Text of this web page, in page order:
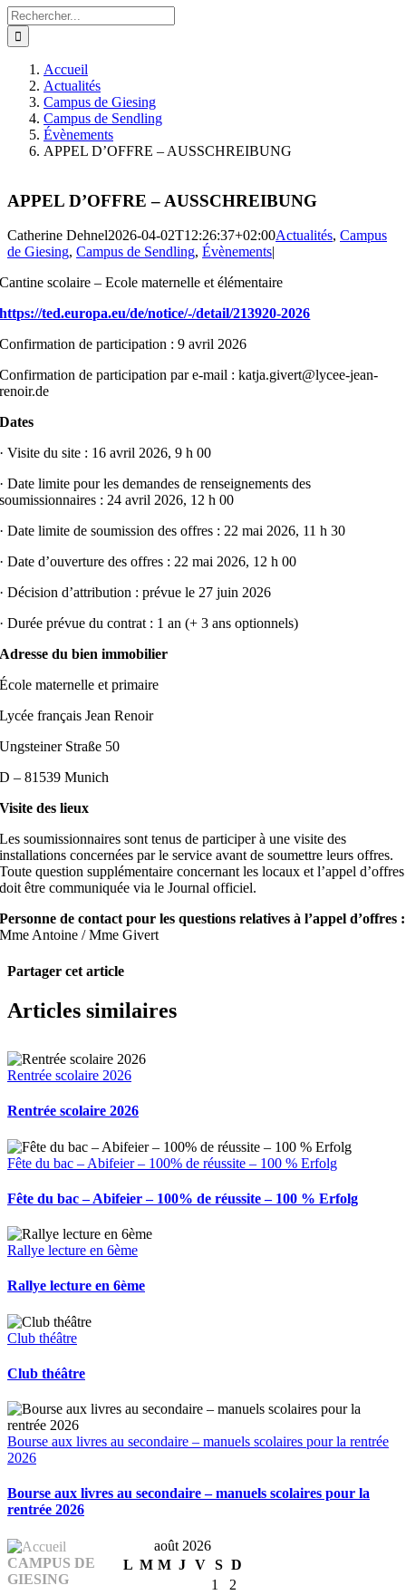
Rechercher:
Accueil
Actualités
Campus de Giesing
Campus de Sendling
Évènements
APPEL D’OFFRE – AUSSCHREIBUNG
APPEL D’OFFRE – AUSSCHREIBUNG
Catherine Dehnel2026-04-02T12:26:37+02:00Actualités, Campus
de Giesing, Campus de Sendling, Évènements|
Cantine scolaire – Ecole maternelle et élémentaire
https://ted.europa.eu/de/notice/-/detail/213920-2026
Confirmation de participation : 9 avril 2026
Confirmation de participation par e-mail : katja.givert@lycee-jean-
renoir.de
Dates
· Visite du site : 16 avril 2026, 9 h 00
· Date limite pour les demandes de renseignements des
soumissionnaires : 24 avril 2026, 12 h 00
· Date limite de soumission des offres : 22 mai 2026, 11 h 30
· Date d’ouverture des offres : 22 mai 2026, 12 h 00
· Décision d’attribution : prévue le 27 juin 2026
· Durée prévue du contrat : 1 an (+ 3 ans optionnels)
Adresse du bien immobilier
École maternelle et primaire
Lycée français Jean Renoir
Ungsteiner Straße 50
D – 81539 Munich
Visite des lieux
Les soumissionnaires sont tenus de participer à une visite des
installations concernées par le service avant de soumettre leurs offres.
Toute question supplémentaire concernant les locaux et l’appel d’offres
doit être communiquée via le Journal officiel.
Personne de contact pour les questions relatives à l’appel d’offres :
Mme Antoine / Mme Givert
Partager cet article
Facebook
X
Pinterest
Email
Articles similaires
Rentrée scolaire 2026
Rentrée scolaire 2026
Fête du bac – Abifeier – 100% de réussite – 100 % Erfolg
Fête du bac – Abifeier – 100% de réussite – 100 % Erfolg
Rallye lecture en 6ème
Rallye lecture en 6ème
Club théâtre
Club théâtre
Bourse aux livres au secondaire – manuels scolaires pour la rentrée
2026
Bourse aux livres au secondaire – manuels scolaires pour la
rentrée 2026
août 2026
L M M J V S D
1
2
CAMPUS DE
GIESING